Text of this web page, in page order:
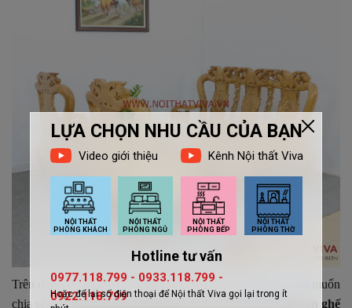
Trên đây là những kinh nghiệm cần thiết mà
muốn
chia sẻ đến những khách hàng đang có nhu cầu mua sắm
bàn ghế